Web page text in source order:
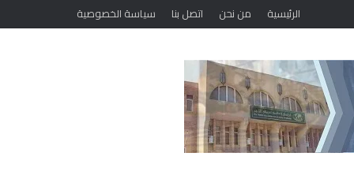
الرئيسية من نحن اتصل بنا سياسة الخصوصية